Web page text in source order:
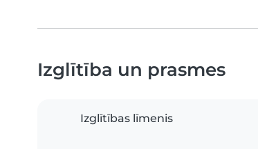
Izglītība un prasmes
Izglītības līmenis